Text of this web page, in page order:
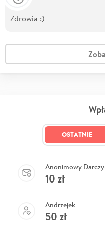
Zdrowia :)
OSTATNIE
Anonimowy
10 zł
Andrzejek
50 zł